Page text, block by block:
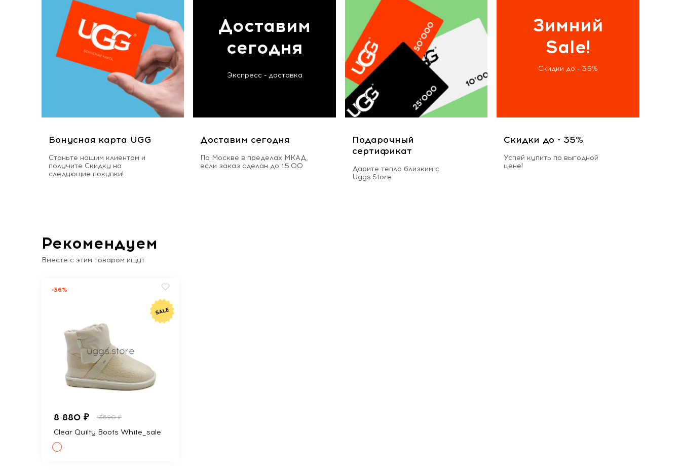
Бонусная карта UGG
Станьте нашим клиентом и
получите Скидку на
следующие покупки!
Доставим
сегодня
Экспресс - доставка
Доставим сегодня
По Москве в пределах МКАД,
если заказ сделан до 15.00
Подарочный
сертификат
Дарите тепло близким с
Uggs.Store
Зимний
Sale!
Скидки до - 35%
Скидки до - 35%
Успей купить по выгодной
цене!
Рекомендуем
Вместе с этим товаром ищут
-36%
8 880 ₽ 13690 ₽
Clear Quilty Boots White_sale